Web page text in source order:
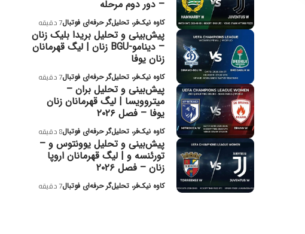
– دور دوم مرحله
کاوه نیک‌فر، تحلیل‌گر حرفه‌ای فوتبال7 دقیقه
پیش‌بینی و تحلیل بریدا بلیک زنان
– دینامو-BGU زنان | لیگ قهرمانان
زنان یوفا
کاوه نیک‌فر، تحلیل‌گر حرفه‌ای فوتبال7 دقیقه
پیش‌بینی و تحلیل بران –
میتروویسا | لیگ قهرمانان زنان
یوفا – فصل ۲۰۲۶
کاوه نیک‌فر، تحلیل‌گر حرفه‌ای فوتبال8 دقیقه
پیش‌بینی و تحلیل یوونتوس و –
تورئنسه و | لیگ قهرمانان اروپا
زنان – فصل ۲۰۲۶
کاوه نیک‌فر، تحلیل‌گر حرفه‌ای فوتبال7 دقیقه